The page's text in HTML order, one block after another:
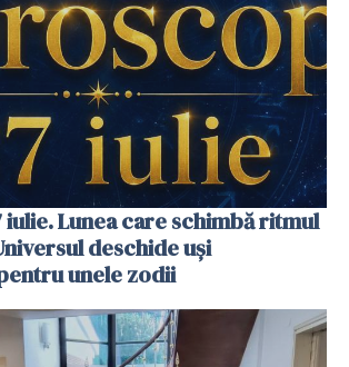
Lunea care schimbă ritmul
deschide uși
unele zodii